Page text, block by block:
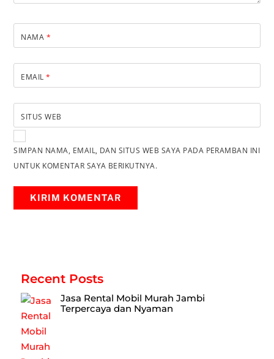
NAMA *
EMAIL*
SITUS WEB
SIMPAN NAMA, EMAIL, DAN SITUS WEB SAYA PADA PERAMBAN INI
UNTUK KOMENTAR SAYA BERIKUTNYA.
Recent Posts
Jasa Rental Mobil Murah Jambi
Terpercaya dan Nyaman